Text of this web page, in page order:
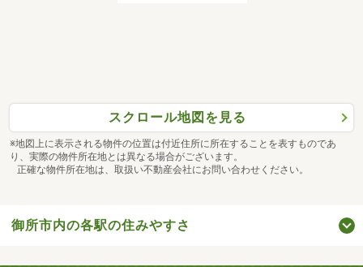
スクロール地図を見る
※地図上に表示される物件の位置は付近住所に所在することを表すものであ
り、実際の物件所在地とは異なる場合がございます。
正確な物件所在地は、取扱い不動産会社にお問い合わせください。
御所市内の各駅の住みやすさ